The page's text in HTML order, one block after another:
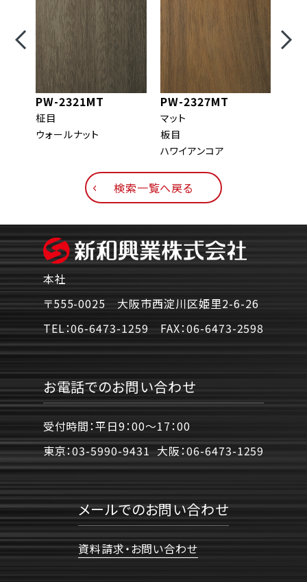
PW-2321MT
柾目
ウォールナット
PW-2327MT
マット
板目
ハワイアンコア
検索一覧へ戻る
本社
〒555-0025 大阪市西淀川区姫里2-6-26
TEL：06-6473-1259 FAX：06-6473-2598
お電話でのお問い合わせ
受付時間：平日9：00〜17：00
東京：03-5990-9431 大阪：06-6473-1259
メールでのお問い合わせ
資料請求・お問い合わせ